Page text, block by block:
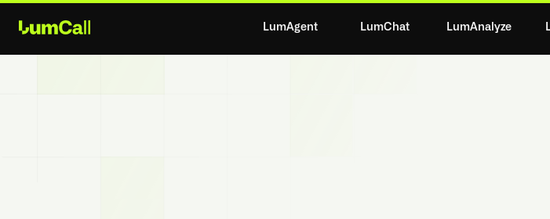
LumAgent LumChat LumAnalyze